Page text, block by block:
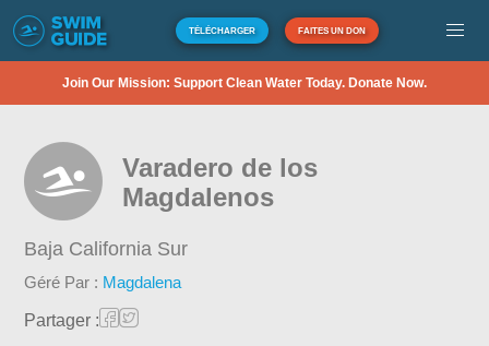
TÉLÉCHARGER FAITES UN DON
Join Our Mission: Support Clean Water Today. Donate Now.
Varadero de los
Magdalenos
Baja California Sur
Géré Par : Magdalena
Partager :